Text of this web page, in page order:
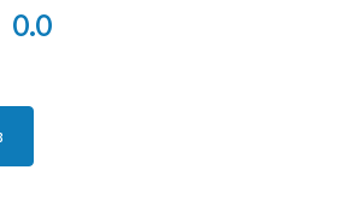
0.0